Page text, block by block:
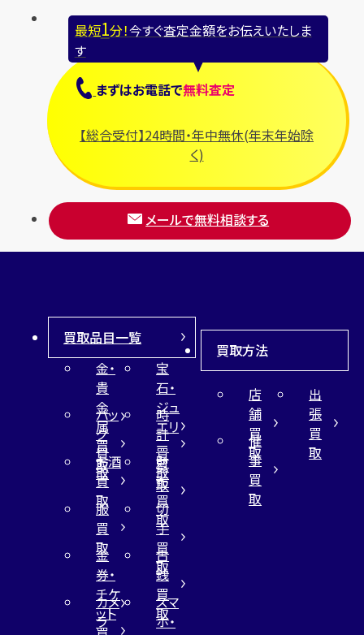
ブライトリング
プラダ
フランク ミュラー
ブレゲ
最短1分！今すぐ査定金額をお伝えいたしま
す
まずはお電話で無料査定
【総合受付】24時間・年中無休(年末年始除
く)
メールで無料相談する
買取品目一覧
金・
貴
金
属
買
取
宝
石・
ジュ
エリ
ー
買
取
バッ
グ
買
取
時
計
買
取
お酒
買
取
財
布
買
取
服
買
取
切
手
買
取
金
券・
チケ
ット
古
銭
買
取
カメ
ラ
スマ
ホ・
買取方法
店
舗
買
取
出
張
買
取
催
事
買
取